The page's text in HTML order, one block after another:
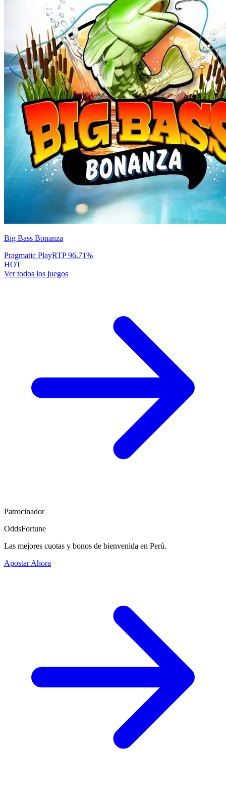
Big Bass Bonanza
Pragmatic PlayRTP96.71%
HOT
Ver todos los juegos
Patrocinador
OddsFortune
Las mejores cuotas y bonos de bienvenida en Perú.
Apostar Ahora